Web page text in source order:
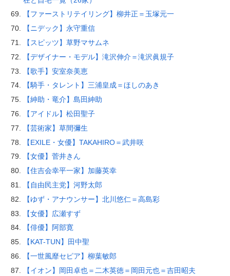
【ファーストリテイリング】柳井正＝玉塚元一
【ニデック】永守重信
【スピッツ】草野マサムネ
【デザイナー・モデル】滝沢伸介＝滝沢眞規子
【歌手】安室奈美恵
【騎手・タレント】三浦皇成＝ほしのあき
【紳助・竜介】島田紳助
【アイドル】松田聖子
【芸術家】草間彌生
【EXILE・女優】TAKAHIRO＝武井咲
【女優】菅井きん
【住吉会幸平一家】加藤英幸
【自由民主党】河野太郎
【ゆず・アナウンサー】北川悠仁＝高島彩
【女優】広瀬すず
【俳優】阿部寛
【KAT-TUN】田中聖
【一世風靡セピア】柳葉敏郎
【イオン】岡田卓也＝二木英徳＝岡田元也＝吉田昭夫